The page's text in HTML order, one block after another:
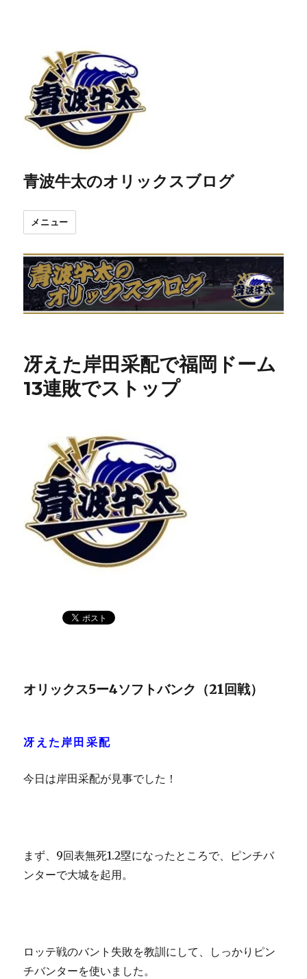
青波牛太のオリックスブログ
メニュー
冴えた岸田采配で福岡ドーム
13連敗でストップ
オリックス5ー4ソフトバンク（21回戦）
冴えた岸田采配
今日は岸田采配が見事でした！
まず、9回表無死1.2塁になったところで、ピンチバ
ンターで大城を起用。
ロッテ戦のバント失敗を教訓にして、しっかりピン
チバンターを使いました。